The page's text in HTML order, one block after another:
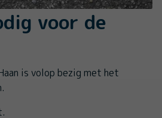
voor de
is volop bezig met het